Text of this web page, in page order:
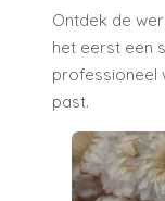
Ontdek de
het eerst een
professioneel
past.